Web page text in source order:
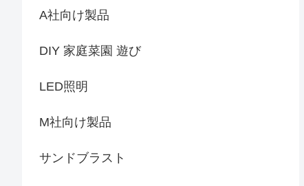
A社向け製品
DIY 家庭菜園 遊び
LED照明
M社向け製品
サンドブラスト